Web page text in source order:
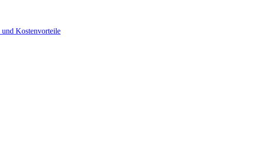
Kostenvorteile